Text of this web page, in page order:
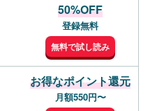
50%OFF
登録無料
無料で試し読み
お得なポイント還元
月額550円〜